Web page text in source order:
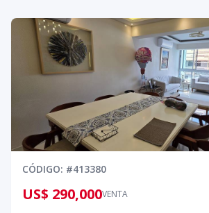
CÓDIGO: #413380
VENTA
US$ 290,000